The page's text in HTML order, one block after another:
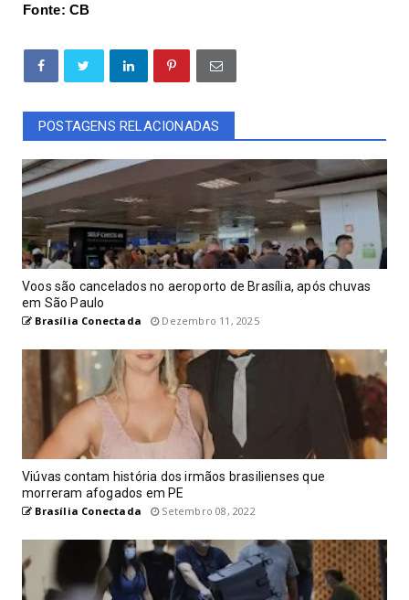
Fonte: CB
POSTAGENS RELACIONADAS
Voos são cancelados no aeroporto de Brasília, após chuvas
em São Paulo
Brasília Conectada Dezembro 11, 2025
Viúvas contam história dos irmãos brasilienses que
morreram afogados em PE
Brasília Conectada Setembro 08, 2022